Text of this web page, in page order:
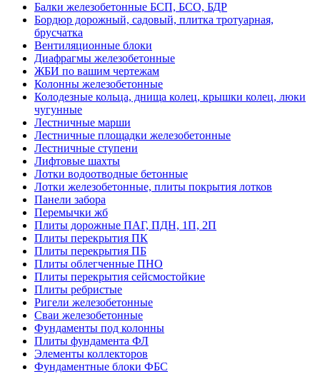
Балки железобетонные БСП, БСО, БДР
Бордюр дорожный, садовый, плитка тротуарная,
брусчатка
Вентиляционные блоки
Диафрагмы железобетонные
ЖБИ по вашим чертежам
Колонны железобетонные
Колодезные кольца, днища колец, крышки колец, люки
чугунные
Лестничные марши
Лестничные площадки железобетонные
Лестничные ступени
Лифтовые шахты
Лотки водоотводные бетонные
Лотки железобетонные, плиты покрытия лотков
Панели забора
Перемычки жб
Плиты дорожные ПАГ, ПДН, 1П, 2П
Плиты перекрытия ПК
Плиты перекрытия ПБ
Плиты облегченные ПНО
Плиты перекрытия сейсмостойкие
Плиты ребристые
Ригели железобетонные
Сваи железобетонные
Фундаменты под колонны
Плиты фундамента ФЛ
Элементы коллекторов
Фундаментные блоки ФБС